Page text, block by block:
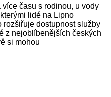
více času s rodinou, u vody
lidé na Lipno
rozšiřuje dostupnost služby
z nejoblíbenějších českých
si mohou